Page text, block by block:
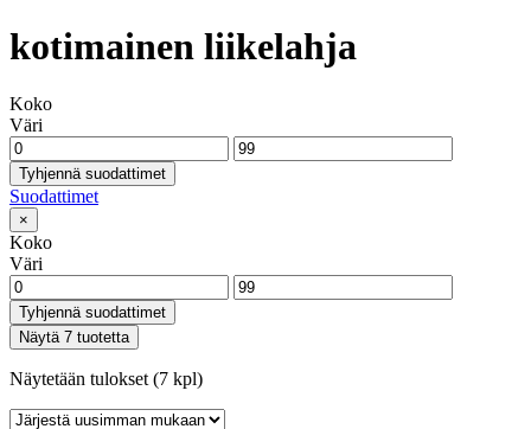
kotimainen liikelahja
Koko
Väri
Tyhjennä suodattimet
Suodattimet
×
Koko
Väri
Tyhjennä suodattimet
Näytä 7 tuotetta
Näytetään tulokset (7 kpl)